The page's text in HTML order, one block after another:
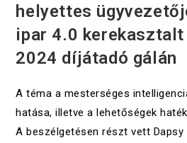
helyettes
ipar 4.0 kerekasztalt
2024 díjátadó gálán
A téma a mesterséges
hatása, illetve a lehetőségek
A beszélgetésen részt vett